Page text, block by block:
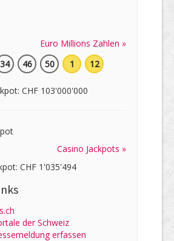
Euro Millions Zahlen »
34 46 50 1 12
CHF 103'000'000
Casino Jackpots »
CHF 1'035'494
der Schweiz
erfassen